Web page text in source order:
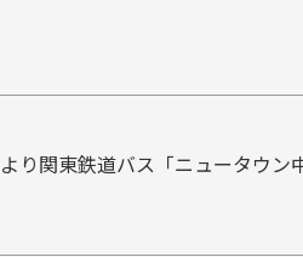
り関東鉄道バス「ニュータウン